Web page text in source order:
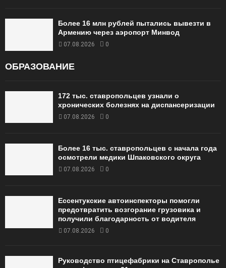
Более 16 млн рублей пытались вывезти в
Армению через аэропорт Минвод
07.08.2026 0
ОБРАЗОВАНИЕ
172 тыс. ставропольцев узнали о
хронических болезнях на диспансеризации
07.08.2026 0
Более 16 тыс. ставропольцев с начала года
осмотрели медики Шпаковского округа
07.08.2026 0
Ессентукские автоинспекторы помогли
предотвратить возгорание грузовика и
получили благодарность от водителя
07.08.2026 0
Руководство птицефабрики на Ставрополье